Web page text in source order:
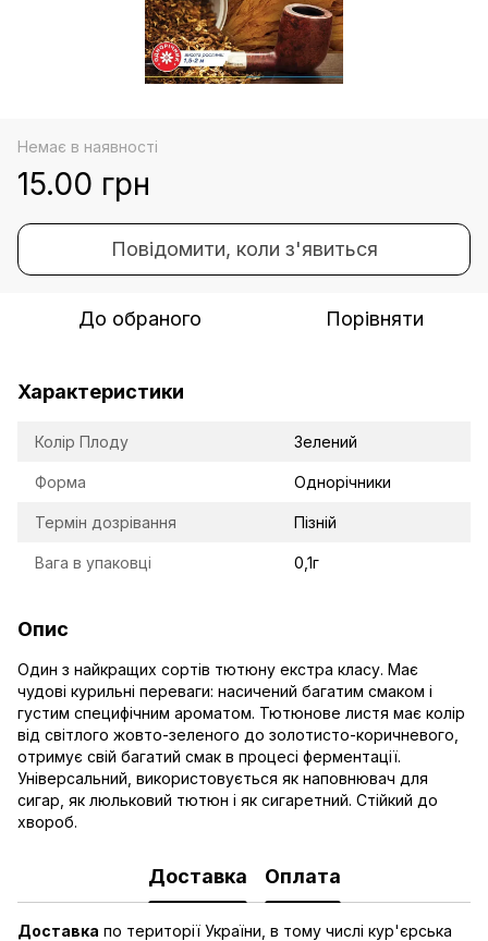
Немає в наявності
15.00 грн
Повідомити, коли з'явиться
До обраного Порівняти
Характеристики
Колір Плоду Зелений
Форма Однорічники
Термін дозрівання Пізній
Вага в упаковці 0,1г
Опис
Один з найкращих сортів тютюну екстра класу. Має
чудові курильні переваги: насичений багатим смаком і
густим специфічним ароматом. Тютюнове листя має колір
від світлого жовто-зеленого до золотисто-коричневого,
отримує свій багатий смак в процесі ферментації.
Універсальний, використовується як наповнювач для
сигар, як люльковий тютюн і як сигаретний. Стійкий до
хвороб.
Доставка Оплата
Доставка по території України, в тому числі кур'єрська